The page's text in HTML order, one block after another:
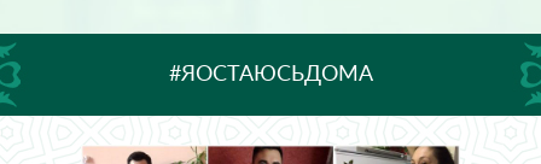
#ЯОСТАЮСЬДОМА